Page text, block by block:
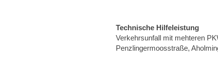
Technische Hilfeleistung
Verkehrsunfall mit mehteren
Penzlingermoosstraße,